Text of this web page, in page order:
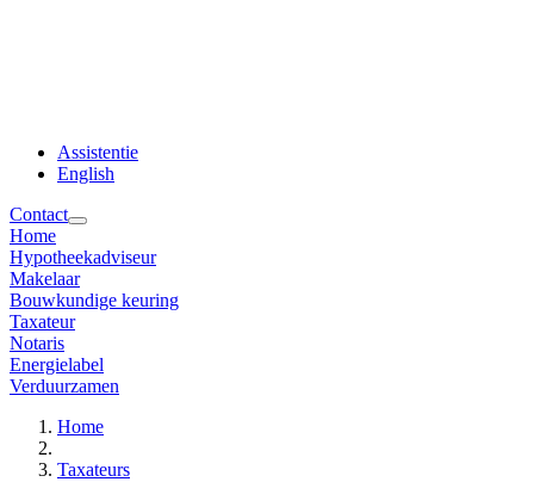
Assistentie
English
Contact
Home
Hypotheekadviseur
Makelaar
Bouwkundige keuring
Taxateur
Notaris
Energielabel
Verduurzamen
Home
Taxateurs